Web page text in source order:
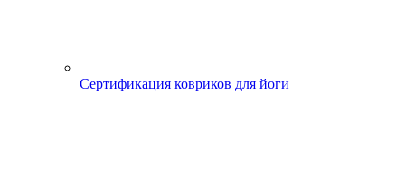
Сертификация ковриков для йоги